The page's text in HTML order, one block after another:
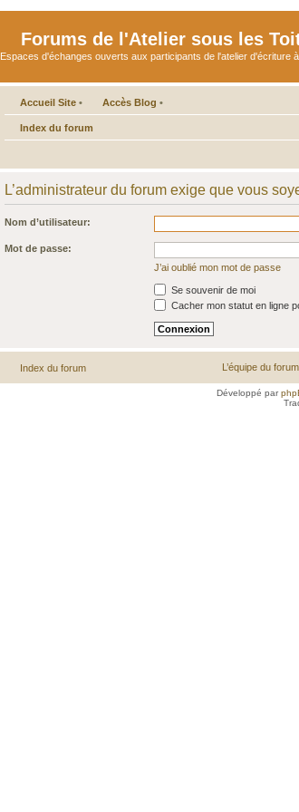
Forums de l'Atelier sous les
Espaces d'échanges ouverts aux participants de l'atelier d'écriture
Accueil Site • Accès Blog •
Index du forum
L’administrateur du forum exige que vous
Nom d’utilisateur:
Mot de passe:
J’ai oublié mon mot de passe
Se souvenir de moi
Cacher mon statut en ligne
Index du forum L’équipe du forum
Développé par